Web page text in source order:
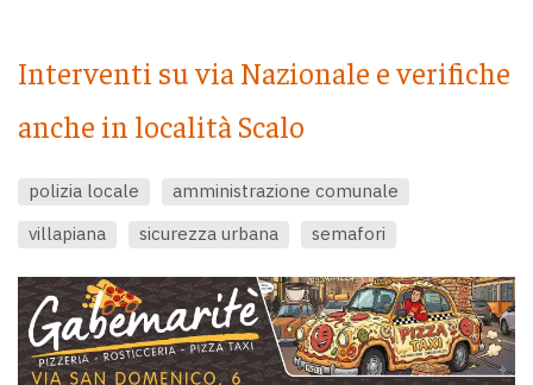
Interventi su via Nazionale e verifiche
anche in località Scalo
polizia locale
amministrazione comunale
villapiana
sicurezza urbana semafori